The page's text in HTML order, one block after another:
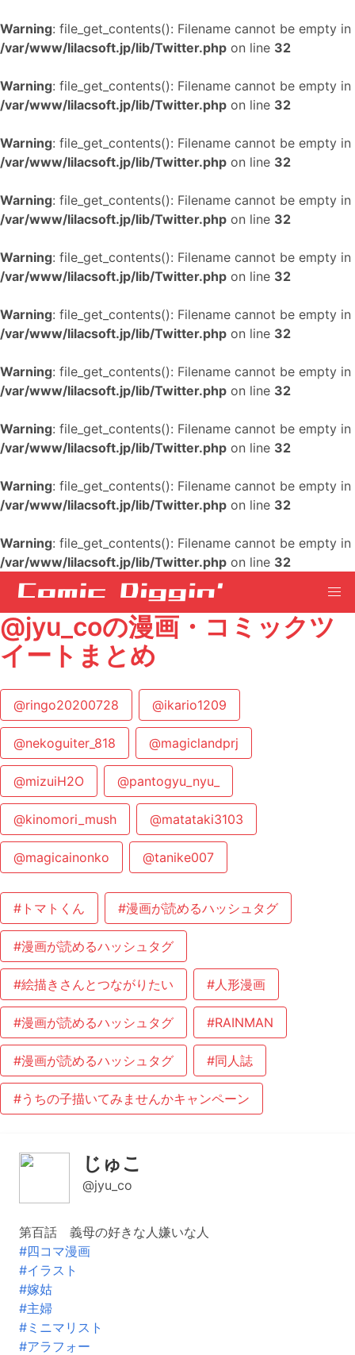
Warning: file_get_contents(): Filename cannot be empty in
/var/www/lilacsoft.jp/lib/Twitter.php on line 32
Warning: file_get_contents(): Filename cannot be empty in
/var/www/lilacsoft.jp/lib/Twitter.php on line 32
Warning: file_get_contents(): Filename cannot be empty in
/var/www/lilacsoft.jp/lib/Twitter.php on line 32
Warning: file_get_contents(): Filename cannot be empty in
/var/www/lilacsoft.jp/lib/Twitter.php on line 32
Warning: file_get_contents(): Filename cannot be empty in
/var/www/lilacsoft.jp/lib/Twitter.php on line 32
Warning: file_get_contents(): Filename cannot be empty in
/var/www/lilacsoft.jp/lib/Twitter.php on line 32
Warning: file_get_contents(): Filename cannot be empty in
/var/www/lilacsoft.jp/lib/Twitter.php on line 32
Warning: file_get_contents(): Filename cannot be empty in
/var/www/lilacsoft.jp/lib/Twitter.php on line 32
Warning: file_get_contents(): Filename cannot be empty in
/var/www/lilacsoft.jp/lib/Twitter.php on line 32
Warning: file_get_contents(): Filename cannot be empty in
/var/www/lilacsoft.jp/lib/Twitter.php on line 32
@jyu_coの漫画・コミックツ
イートまとめ
@ringo20200728 @ikario1209
@nekoguiter_818 @magiclandprj
@mizuiH2O @pantogyu_nyu_
@kinomori_mush @matataki3103
@magicainonko @tanike007
#トマトくん #漫画が読めるハッシュタグ
#漫画が読めるハッシュタグ
#絵描きさんとつながりたい #人形漫画
#漫画が読めるハッシュタグ #RAINMAN
#漫画が読めるハッシュタグ #同人誌
#うちの子描いてみませんかキャンペーン
じゅこ
@jyu_co
第百話 義母の好きな人嫌いな人
#四コマ漫画
#イラスト
#嫁姑
#主婦
#ミニマリスト
#アラフォー